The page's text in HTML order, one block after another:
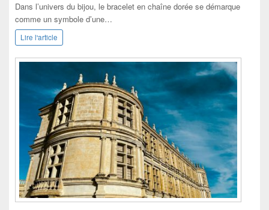
Dans l’univers du bijou, le bracelet en chaîne dorée se démarque
comme un symbole d’une…
Lire l'article